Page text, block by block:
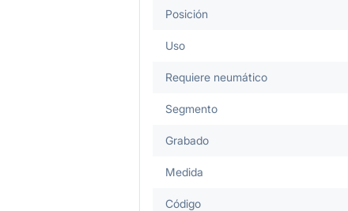
Posición
Uso
Requiere neumático
Segmento
Grabado
Medida
Código